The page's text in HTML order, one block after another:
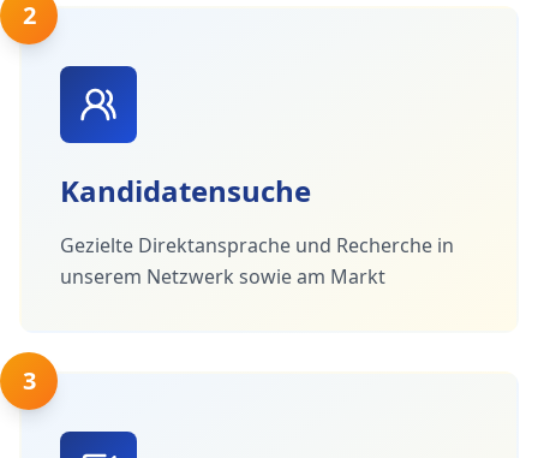
2
Kandidatensuche
Gezielte Direktansprache und Recherche in
unserem Netzwerk sowie am Markt
3